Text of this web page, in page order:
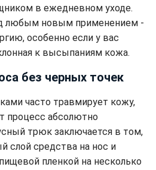
в ежедневном уходе.
любым новым применением -
особенно если у вас
к высыпаниям кожа.
без черных точек
часто травмирует кожу,
процесс абсолютно
трюк заключается в том,
слой средства на нос и
пленкой на несколько